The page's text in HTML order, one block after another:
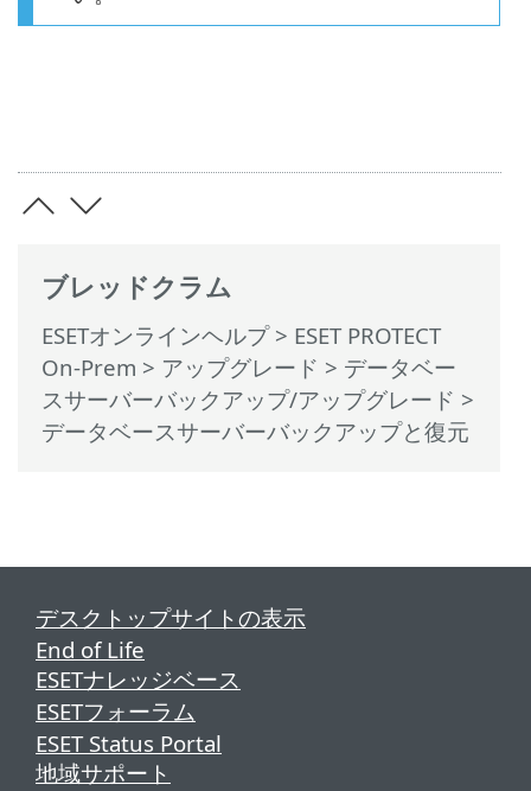
ブレッドクラム
ESETオンラインヘルプ> ESET PROTECT
On-Prem > アップグレード > データベー
スサーバーバックアップ/アップグレード >
データベースサーバーバックアップと復元
デスクトップサイトの表示
End of Life
ESETナレッジベース
ESETフォーラム
ESET Status Portal
地域サポート